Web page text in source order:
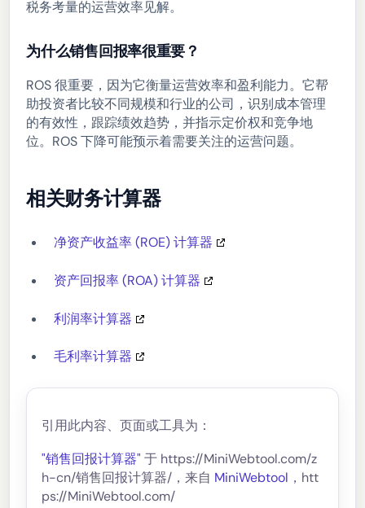
税务考量的运营效率见解。
为什么销售回报率很重要？
ROS 很重要，因为它衡量运营效率和盈利能力。它帮
助投资者比较不同规模和行业的公司，识别成本管理
的有效性，跟踪绩效趋势，并指示定价权和竞争地
位。ROS 下降可能预示着需要关注的运营问题。
相关财务计算器
净资产收益率 (ROE) 计算器
资产回报率 (ROA) 计算器
利润率计算器
毛利率计算器
引用此内容、页面或工具为：
"销售回报计算器" 于 https://MiniWebtool.com/z
h-cn/销售回报计算器/，来自 MiniWebtool ，htt
ps://MiniWebtool.com/